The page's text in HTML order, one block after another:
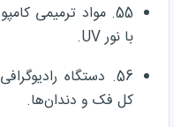
55. مواد ترمیمی
با نور UV.
56. دستگاه
کل فک و دندان‌ها.